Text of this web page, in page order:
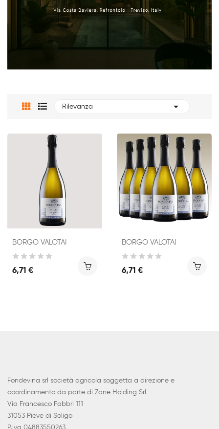
Rilevanza 
BORGO VALOTAI
6,71 €
BORGO VALOTAI
6,71 €
Fondevina srl società agricola soggetta a direzione e
coordinamento da parte di Zane Holding Srl
Via Francesco Fabbri 111
31053 Pieve di Soligo
P.iva 04883550263